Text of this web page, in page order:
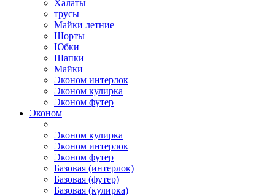
Халаты
трусы
Майки летние
Шорты
Юбки
Шапки
Майки
Эконом интерлок
Эконом кулирка
Эконом футер
Эконом
Эконом кулирка
Эконом интерлок
Эконом футер
Базовая (интерлок)
Базовая (футер)
Базовая (кулирка)